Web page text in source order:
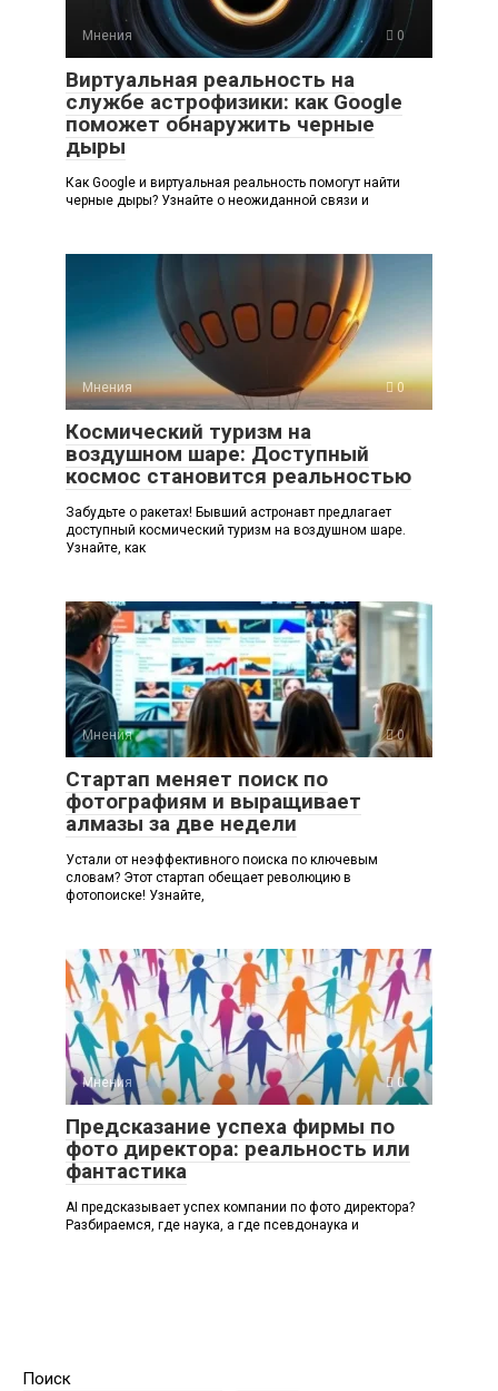
Мнения 0
Виртуальная реальность на
службе астрофизики: как Google
поможет обнаружить черные
дыры
Как Google и виртуальная реальность помогут найти
черные дыры? Узнайте о неожиданной связи и
Мнения 0
Космический туризм на
воздушном шаре: Доступный
космос становится реальностью
Забудьте о ракетах! Бывший астронавт предлагает
доступный космический туризм на воздушном шаре.
Узнайте, как
Мнения 0
Стартап меняет поиск по
фотографиям и выращивает
алмазы за две недели
Устали от неэффективного поиска по ключевым
словам? Этот стартап обещает революцию в
фотопоиске! Узнайте,
Мнения 0
Предсказание успеха фирмы по
фото директора: реальность или
фантастика
AI предсказывает успех компании по фото директора?
Разбираемся, где наука, а где псевдонаука и
Поиск